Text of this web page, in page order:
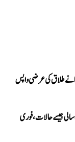
نے طلاق کی عرضی واپس
خشک سالی جیسے حالات، فوری